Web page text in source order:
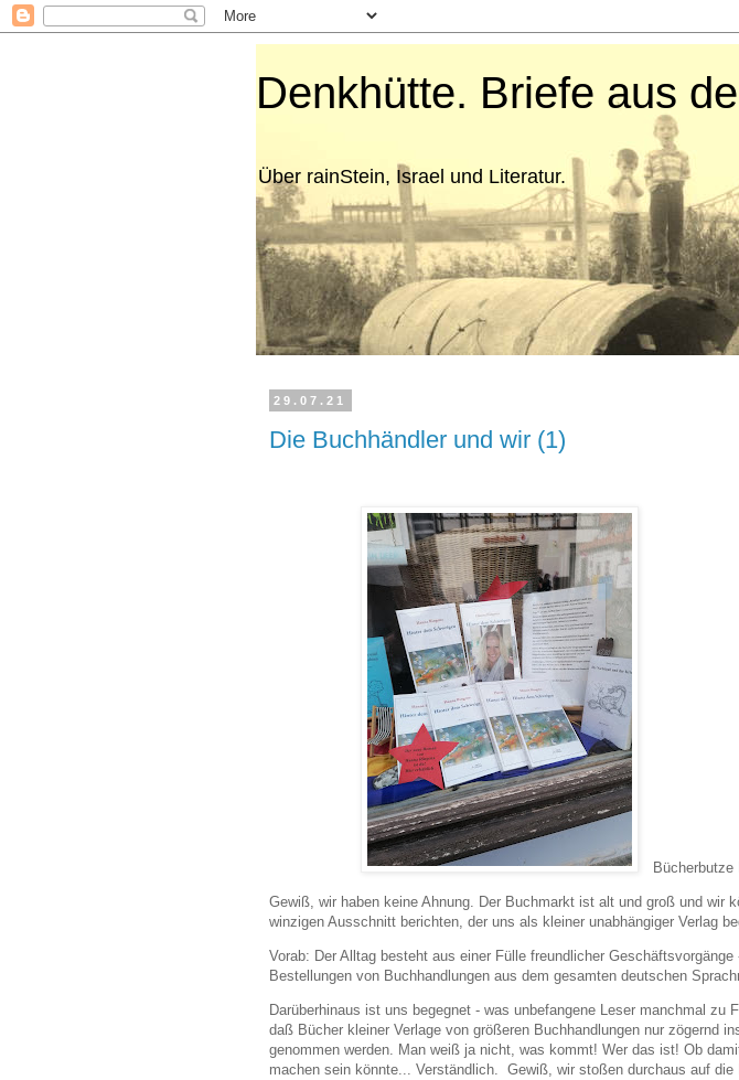
Denkhütte. Briefe aus
Über rainStein, Israel und Literatur.
29.07.21
Die Buchhändler und wir (1)
Bücherbutze
Gewiß, wir haben keine Ahnung. Der Buchmarkt ist alt und groß und wir
winzigen Ausschnitt berichten, der uns als kleiner unabhängiger Verlag
Vorab: Der Alltag besteht aus einer Fülle freundlicher Geschäftsvorgänge
Bestellungen von Buchhandlungen aus dem gesamten deutschen
Darüberhinaus ist uns begegnet - was unbefangene Leser manchmal zu
daß Bücher kleiner Verlage von größeren Buchhandlungen nur zögernd
genommen werden. Man weiß ja nicht, was kommt! Wer das ist! Ob
machen sein könnte... Verständlich. Gewiß, wir stoßen durchaus auf